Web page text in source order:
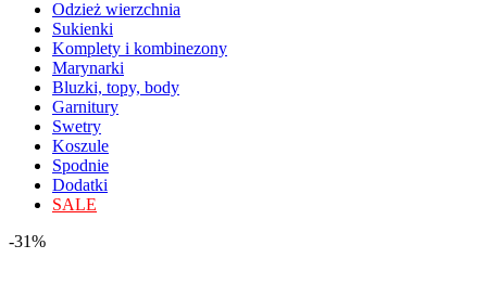
Odzież wierzchnia
Sukienki
Komplety i kombinezony
Marynarki
Bluzki, topy, body
Garnitury
Swetry
Koszule
Spodnie
Dodatki
SALE
-31%